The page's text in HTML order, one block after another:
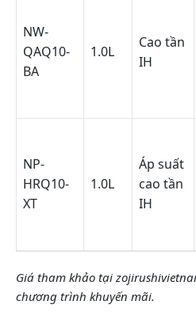
NW-
QAQ10-
BA
1.0L
Cao tần
IH
NP-
HRQ10-
XT
1.0L
Áp suất
cao tần
IH
Giá tham khảo tại
chương trình khuyến mãi.